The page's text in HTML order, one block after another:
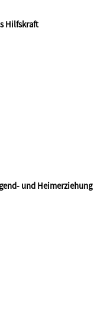
Hilfskraft
und Heimerziehung